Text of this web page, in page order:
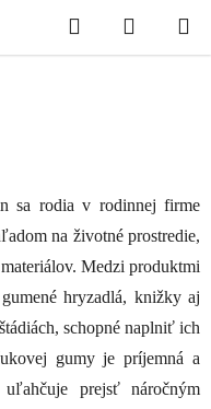
Hľadať
KOŠÍK
sa rodia v rodinnej firme
na životné prostredie,
Medzi produktmi
hryzadlá, knižky aj
schopné naplniť ich
gumy je príjemná a
prejsť náročným